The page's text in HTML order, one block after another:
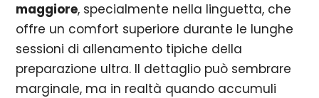
maggiore, specialmente nella linguetta, che
offre un comfort superiore durante le lunghe
sessioni di allenamento tipiche della
preparazione ultra. Il dettaglio può sembrare
marginale, ma in realtà quando accumuli